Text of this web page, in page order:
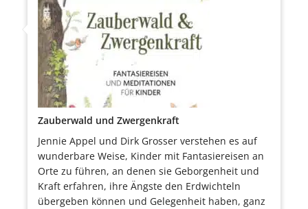
Zauberwald und Zwergenkraft
Jennie Appel und Dirk Grosser verstehen es auf
wunderbare Weise, Kinder mit Fantasiereisen an
Orte zu führen, an denen sie Geborgenheit und
Kraft erfahren, ihre Ängste den Erdwichteln
übergeben können und Gelegenheit haben, ganz